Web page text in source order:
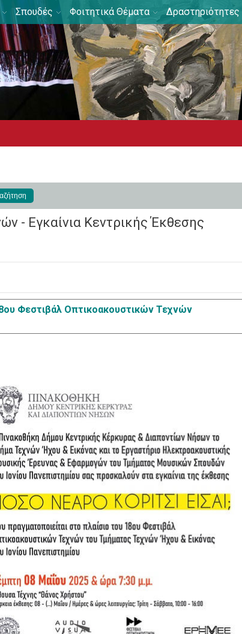
Σπουδές Φοιτητικά Θέματα Δραστηριότητες
- Εγκαίνια Κεντρικής Έκθεσης
Φεστιβάλ Οπτικοακουστικών Τεχνών